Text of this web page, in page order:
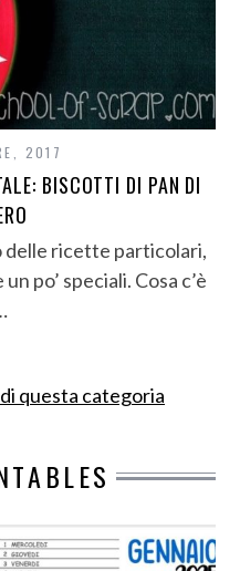
2017
BISCOTTI DI PAN DI
delle ricette particolari,
po’ speciali. Cosa c’è
questa categoria